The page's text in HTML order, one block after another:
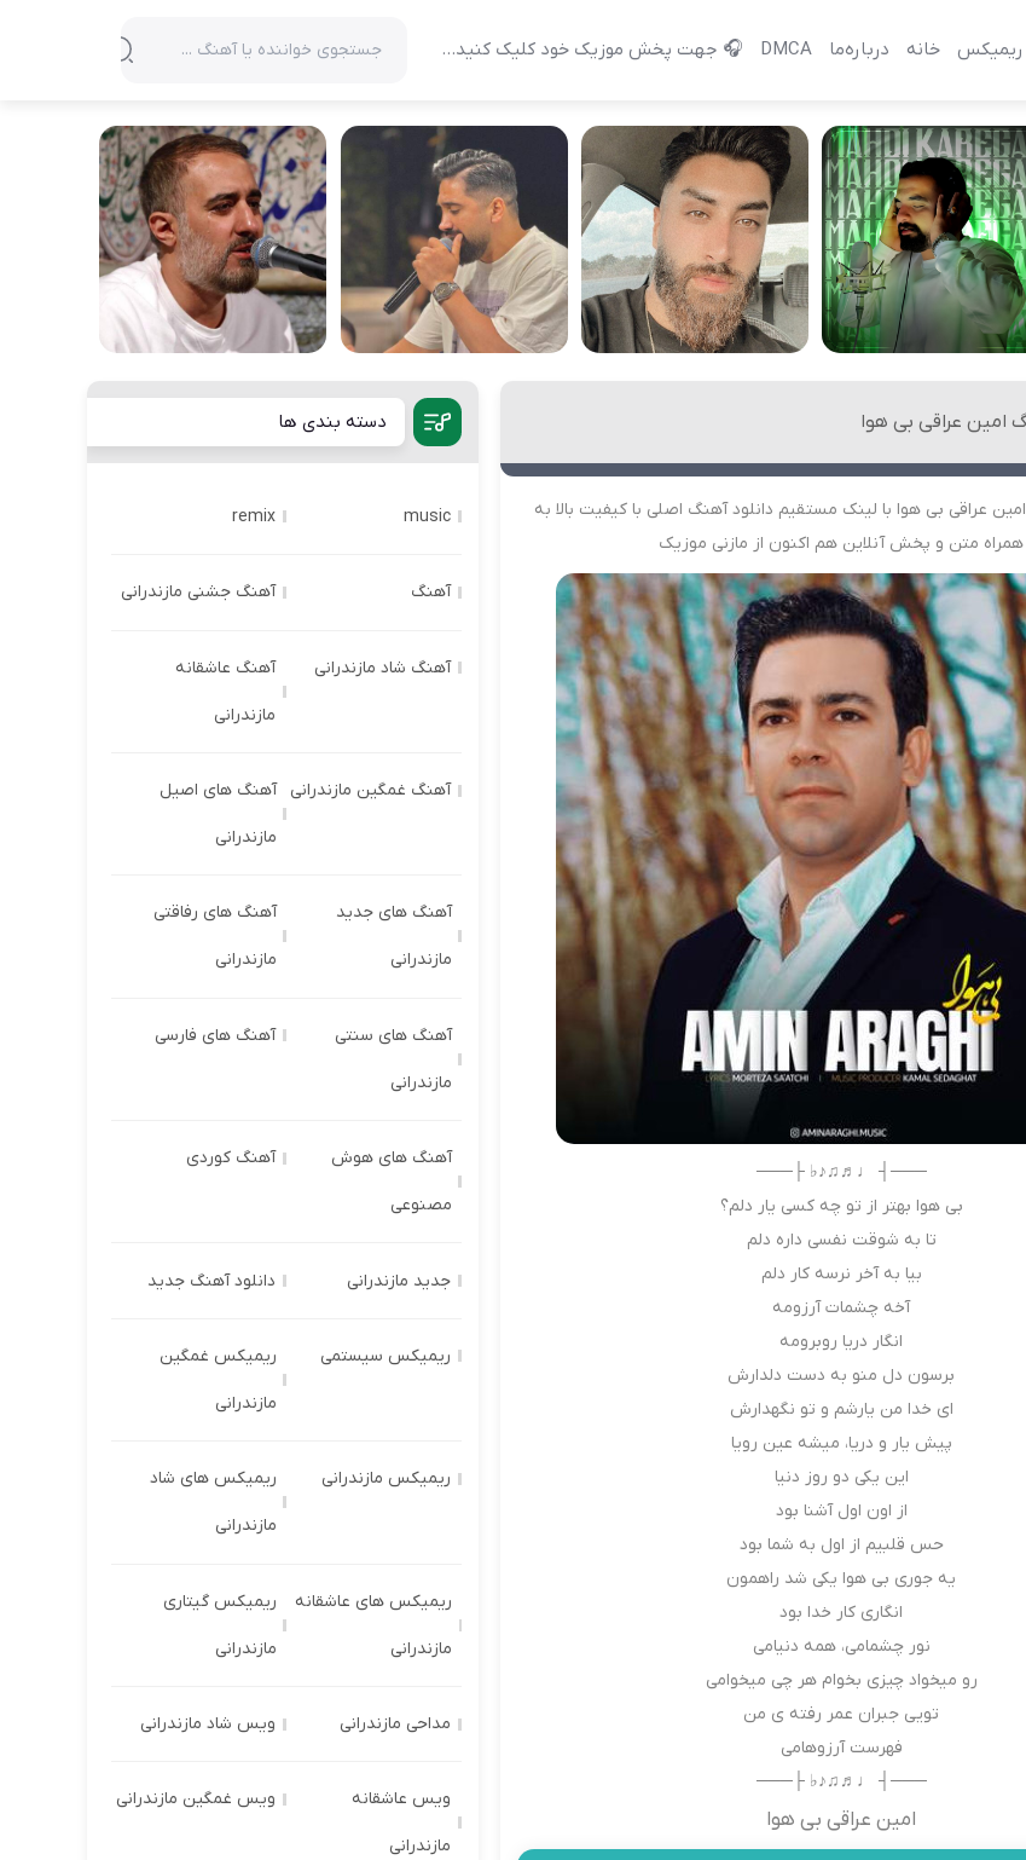
ریمیکس خانه درباره‌‌ما DMCA 🎧 جهت پخش موزیک خود کلیک کنید…
امین عراقی بی هوا
امین عراقی بی هوا با لینک مستقیم دانلود آهنگ اصلی با کیفیت بالا به
همراه متن و پخش آنلاین هم اکنون از مازنی موزیک
───┤ ♩♬♫♪♭ ├───
بی هوا بهتر از تو چه کسی یار دلم؟
تا به شوقت نفسی داره دلم
بیا به آخر نرسه کار دلم
آخه چشمات آرزومه
انگار دریا روبرومه
برسون دل منو به دست دلدارش
ای خدا من یارشم و تو نگهدارش
پیش یار و دریا، میشه عین رویا
این یکی دو روز دنیا
از اون اول آشنا بود
حس قلبیم از اول به شما بود
یه جوری بی هوا یکی شد راهمون
انگاری کار خدا بود
نور چشمامی، همه دنیامی
رو میخواد چیزی بخوام هر چی میخوامی
تویی جبران عمر رفته ی من
فهرست آرزوهامی
───┤ ♩♬♫♪♭ ├───
امین عراقی بی هوا
دسته بندی ها
music
remix
آهنگ آهنگ جشنی مازندرانی
آهنگ شاد مازندرانی آهنگ عاشقانه
مازندرانی
آهنگ غمگین مازندرانی آهنگ های اصیل
مازندرانی
آهنگ های جدید
مازندرانی
آهنگ های رفاقتی
مازندرانی
آهنگ های سنتی
مازندرانی
آهنگ های فارسی
آهنگ های هوش
مصنوعی
آهنگ کوردی
جدید مازندرانی دانلود آهنگ جدید
ریمیکس سیستمی ریمیکس غمگین
مازندرانی
ریمیکس مازندرانی ریمیکس های شاد
مازندرانی
ریمیکس های عاشقانه
مازندرانی
ریمیکس گیتاری
مازندرانی
مداحی مازندرانی ویس شاد مازندرانی
ویس عاشقانه
مازندرانی
ویس غمگین مازندرانی